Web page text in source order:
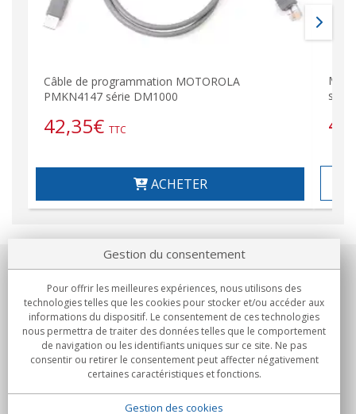
Câble de programmation MOTOROLA
PMKN4147 série DM1000
42,35€ TTC
ACHETER
Notre société
Engagements
Achats
Gestion du consentement
Pour offrir les meilleures expériences, nous utilisons des
technologies telles que les cookies pour stocker et/ou accéder aux
informations du dispositif. Le consentement de ces technologies
nous permettra de traiter des données telles que le comportement
de navigation ou les identifiants uniques sur ce site. Ne pas
consentir ou retirer le consentement peut affecter négativement
certaines caractéristiques et fonctions.
Gestion des cookies